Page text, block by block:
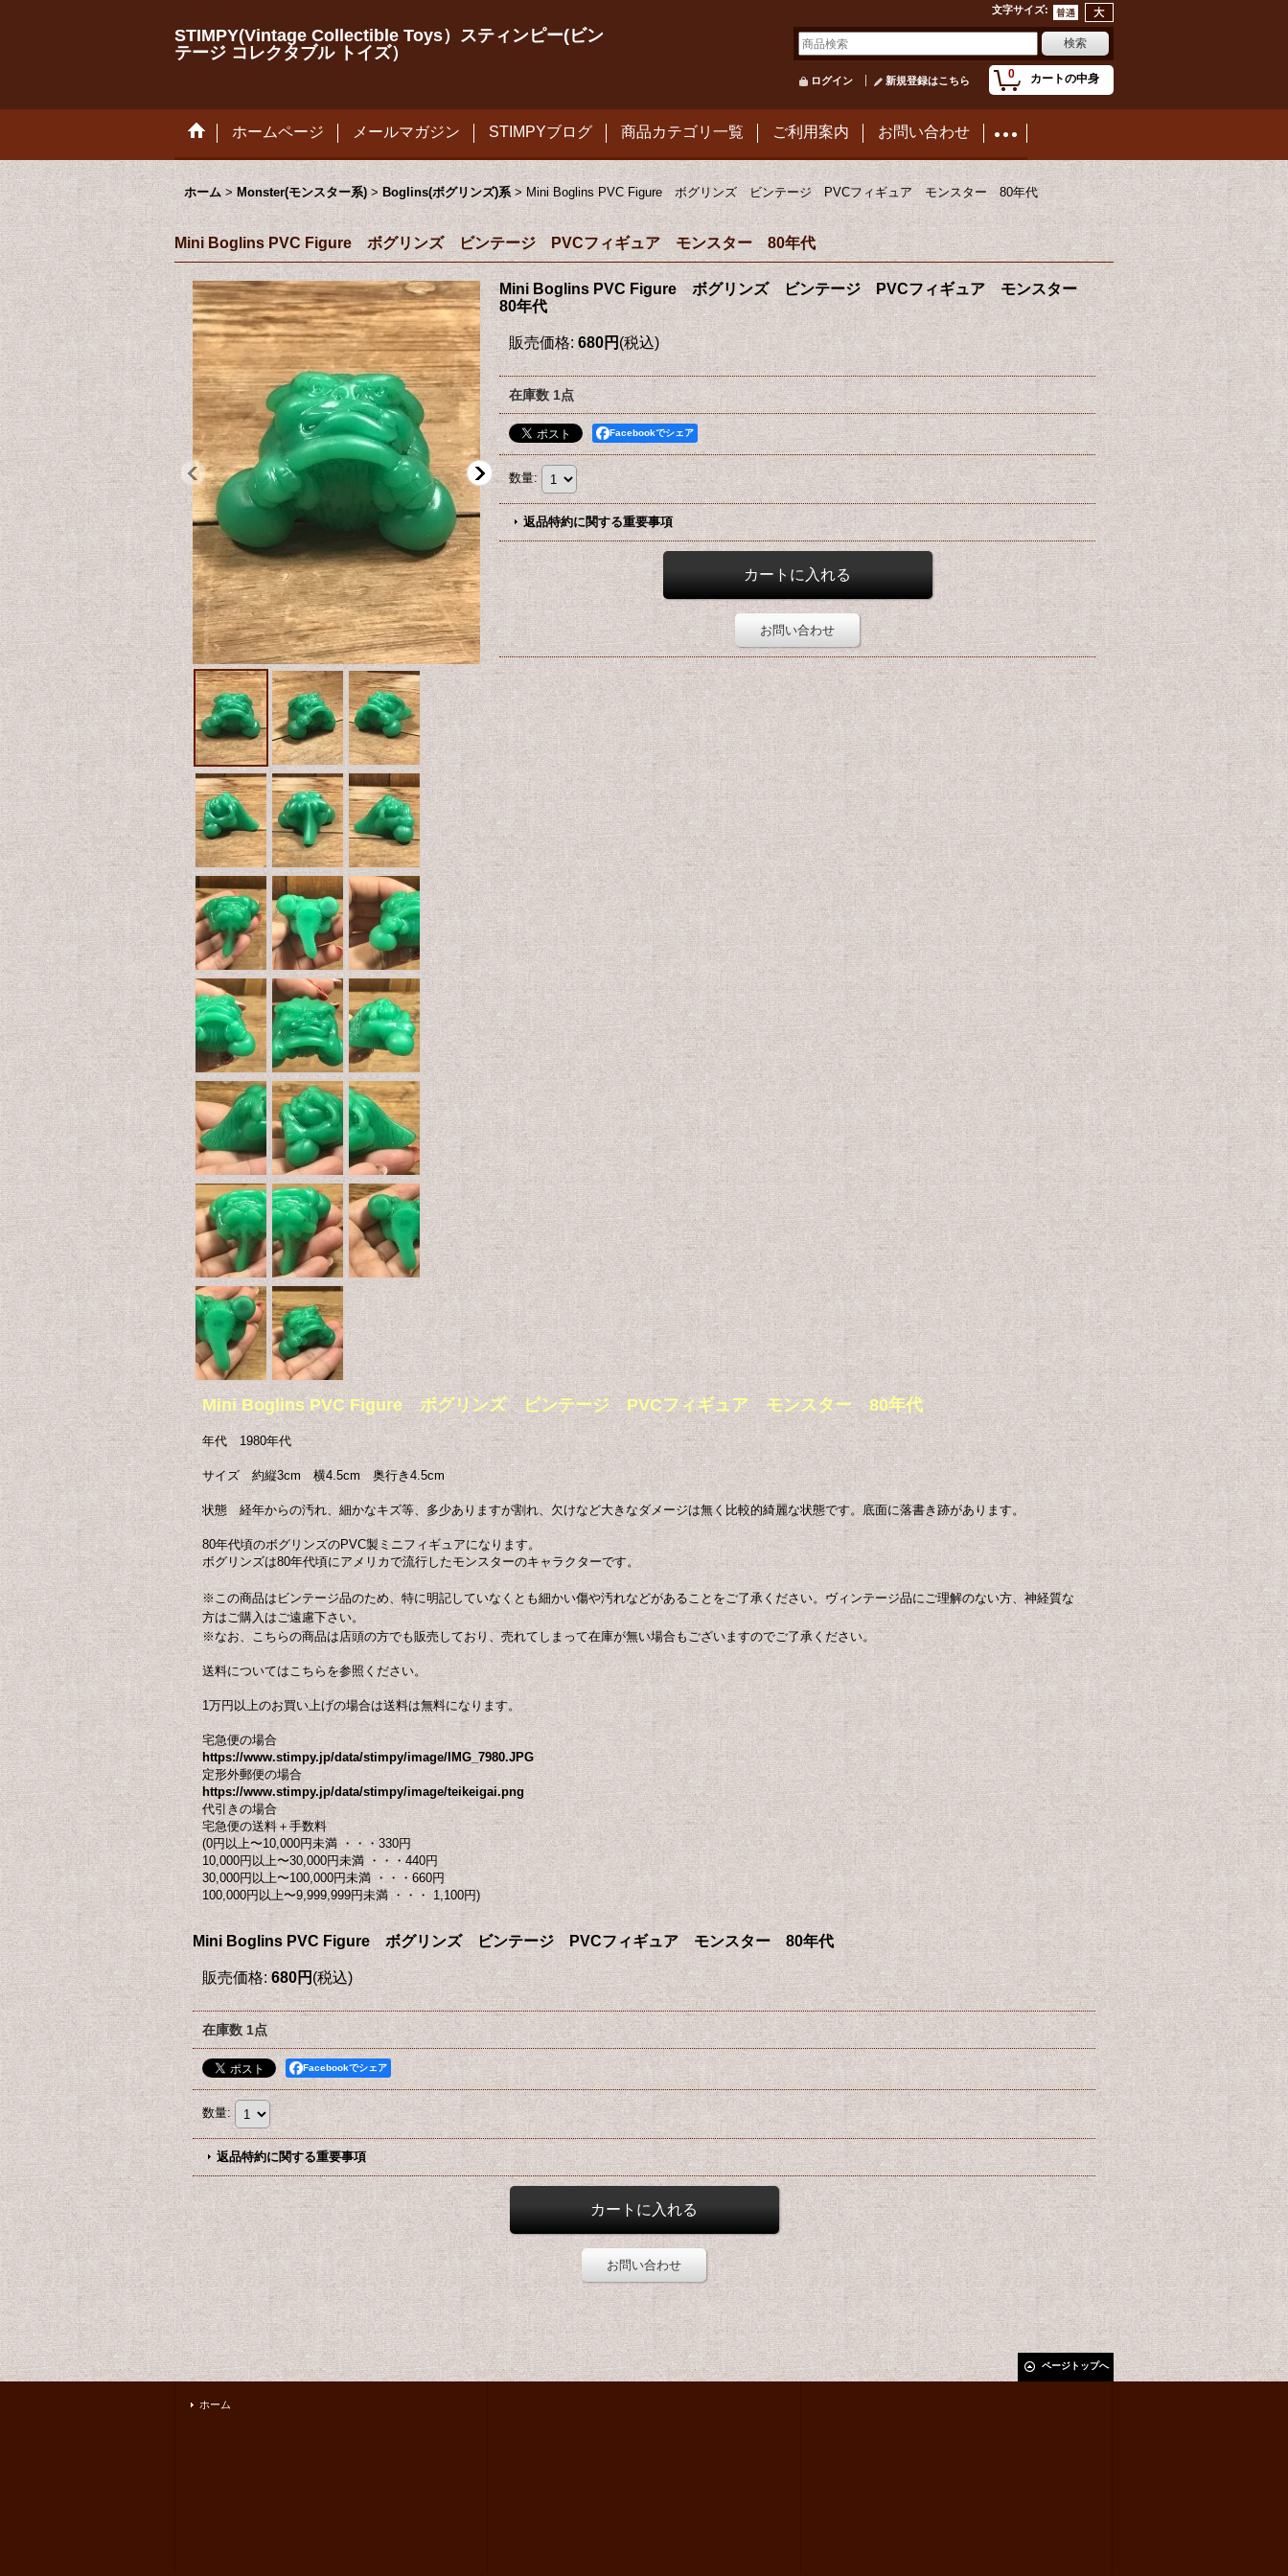
文字サイズ:
STIMPY(Vintage Collectible Toys）スティンピー(ビン
テージ コレクタブル トイズ）
0 カートの中身
ログイン 新規登録はこちら
ホームページ メールマガジン STIMPYブログ 商品カテゴリ一覧 ご利用案内 お問い合わせ
ホーム > Monster(モンスター系) > Boglins(ボグリンズ)系 > Mini Boglins PVC Figure ボグリンズ ビンテージ PVCフィギュア モンスター 80年代
Mini Boglins PVC Figure ボグリンズ ビンテージ PVCフィギュア モンスター 80年代
Mini Boglins PVC Figure ボグリンズ ビンテージ PVCフィギュア モンスター
80年代
販売価格: 680円 (税込)
在庫数 1点
Facebookでシェア
数量:
返品特約に関する重要事項
お問い合わせ
Mini Boglins PVC Figure ボグリンズ ビンテージ PVCフィギュア モンスター 80年代
年代 1980年代
サイズ 約縦3cm 横4.5cm 奥行き4.5cm
状態 経年からの汚れ、細かなキズ等、多少ありますが割れ、欠けなど大きなダメージは無く比較的綺麗な状態です。底面に落書き跡があります。
80年代頃のボグリンズのPVC製ミニフィギュアになります。
ボグリンズは80年代頃にアメリカで流行したモンスターのキャラクターです。
※この商品はビンテージ品のため、特に明記していなくとも細かい傷や汚れなどがあることをご了承ください。ヴィンテージ品にご理解のない方、神経質な
方はご購入はご遠慮下さい。
※なお、こちらの商品は店頭の方でも販売しており、売れてしまって在庫が無い場合もございますのでご了承ください。
送料についてはこちらを参照ください。
1万円以上のお買い上げの場合は送料は無料になります。
宅急便の場合
https://www.stimpy.jp/data/stimpy/image/IMG_7980.JPG
定形外郵便の場合
https://www.stimpy.jp/data/stimpy/image/teikeigai.png
代引きの場合
宅急便の送料＋手数料
(0円以上〜10,000円未満 ・・・330円
10,000円以上〜30,000円未満 ・・・440円
30,000円以上〜100,000円未満 ・・・660円
100,000円以上〜9,999,999円未満 ・・・ 1,100円)
Mini Boglins PVC Figure ボグリンズ ビンテージ PVCフィギュア モンスター 80年代
販売価格: 680円 (税込)
在庫数 1点
Facebookでシェア
数量:
返品特約に関する重要事項
お問い合わせ
ページトップへ
ホーム